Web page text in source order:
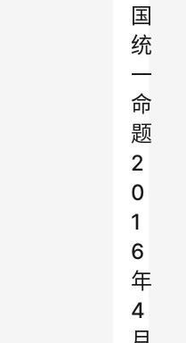
国
统
一
命
题
2
0
1
6
年
4